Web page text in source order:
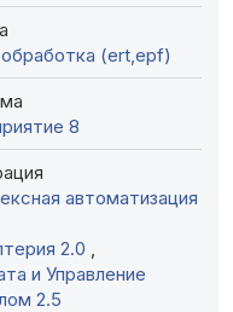
(ert,epf)
8
автоматизация
2.0
и Управление
2.5